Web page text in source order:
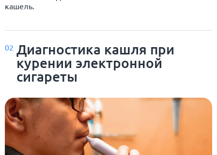
кашель.
02 Диагностика кашля при
курении электронной
сигареты